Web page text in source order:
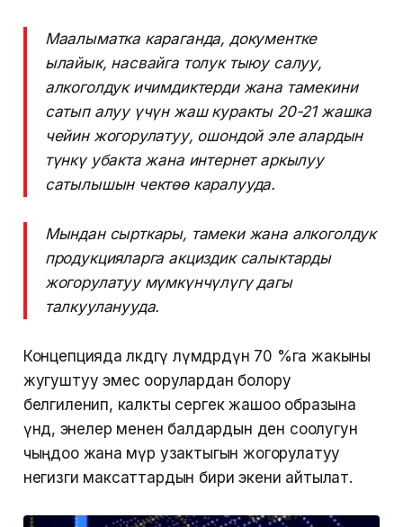
Маалыматка караганда, документке
ылайык, насвайга толук тыюу салуу,
алкоголдук ичимдиктерди жана тамекини
сатып алуу үчүн жаш куракты 20-21 жашка
чейин жогорулатуу, ошондой эле алардын
түнкү убакта жана интернет аркылуу
сатылышын чектөө каралууда.
Мындан сырткары, тамеки жана алкоголдук
продукцияларга акциздик салыктарды
жогорулатуу мүмкүнчүлүгү дагы
талкууланууда.
Концепцияда өлкөдөгү өлүмдөрдүн 70 %га жакыны
жугуштуу эмес оорулардан болору
белгиленип, калкты сергек жашоо образына
үндөө, энелер менен балдардын ден соолугун
чыңдоо жана өмүр узактыгын жогорулатуу
негизги максаттардын бири экени айтылат.